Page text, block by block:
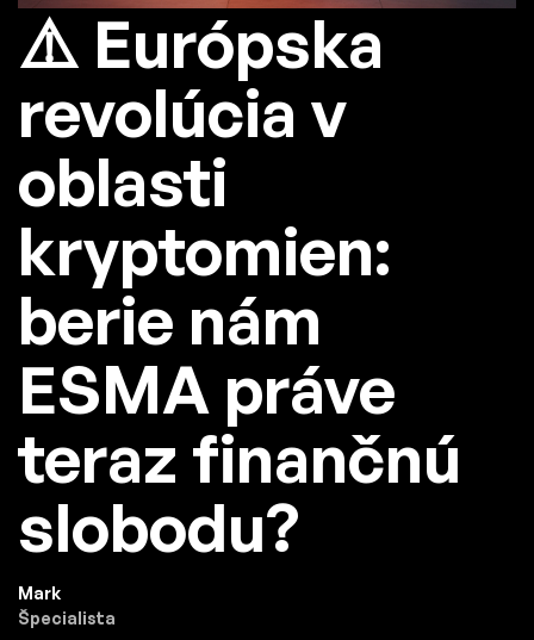
⚠️ Európska
revolúcia v
oblasti
kryptomien:
berie nám
ESMA práve
teraz finančnú
slobodu?
Mark
Špecialista